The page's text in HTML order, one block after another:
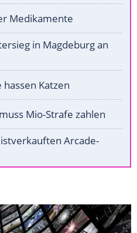
Medikamente
in Magdeburg an
Katzen
Mio-Strafe zahlen
Arcade-